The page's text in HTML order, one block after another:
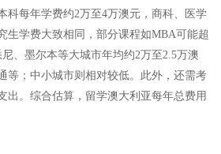
科每年学费约2万至4万澳元，商科、医学
生学费大致相同，部分课程如MBA可能超
、墨尔本等大城市年均约2万至2.5万澳
等；中小城市则相对较低。此外，还需考
出。综合估算，留学澳大利亚每年总费用